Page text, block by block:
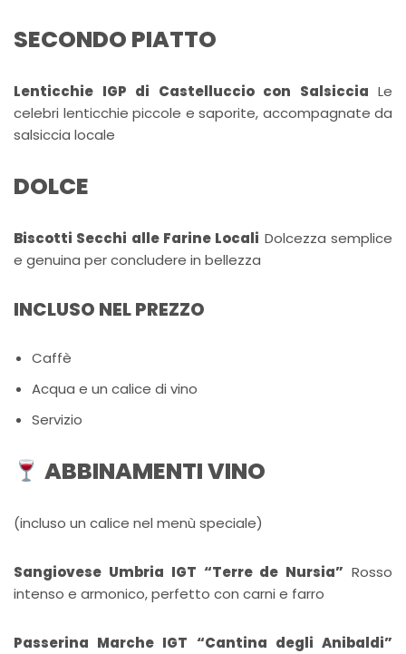
SECONDO PIATTO
Lenticchie IGP di Castelluccio con Salsiccia Le
celebri lenticchie piccole e saporite, accompagnate da
salsiccia locale
DOLCE
Biscotti Secchi alle Farine Locali Dolcezza semplice
e genuina per concludere in bellezza
INCLUSO NEL PREZZO
Caffè
Acqua e un calice di vino
Servizio
ABBINAMENTI VINO
(incluso un calice nel menù speciale)
Sangiovese Umbria IGT “Terre de Nursia” Rosso
intenso e armonico, perfetto con carni e farro
Passerina Marche IGT “Cantina degli Anibaldi”